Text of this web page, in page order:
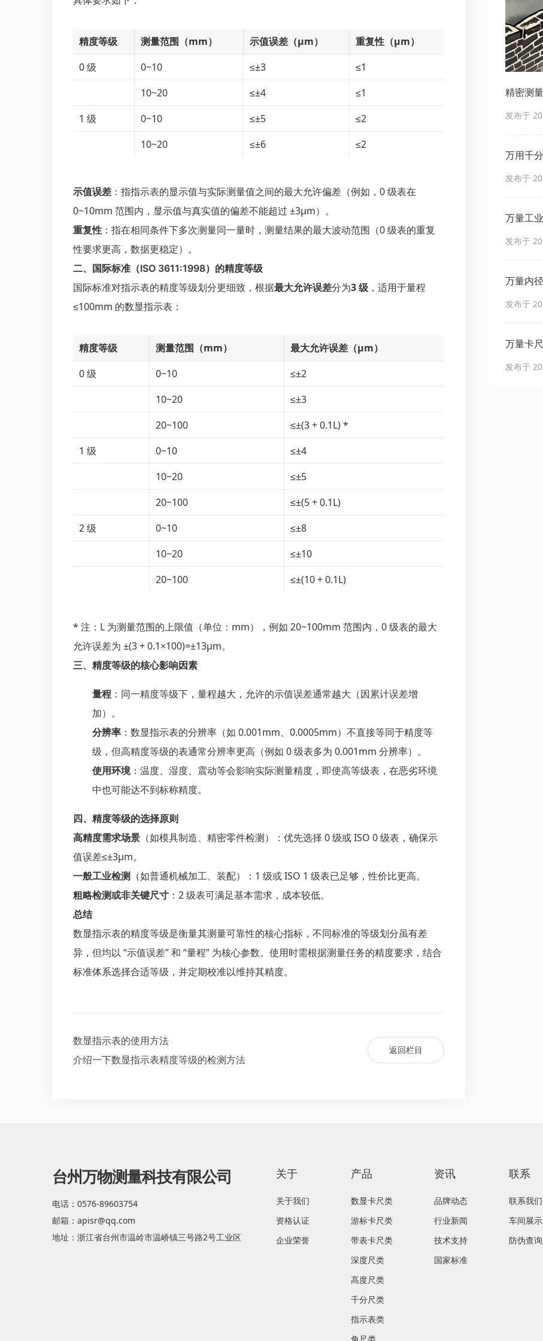
精度等级 测量范围（mm） 示值误差（μm）
重复性（μm）
0 级
0~10 ≤±3
≤1
10~20
≤±4
≤1
1 级
0~10 ≤±5
≤2
10~20
≤±6 ≤2
示值误差 ：指指示表的显示值与实际测量值之间的最大允许偏差（例如，0 级表在
0~10mm 范围内，显示值与真实值的偏差不能超过 ±3μm）。
重复性 ：指在相同条件下多次测量同一量时，测量结果的最大波动范围（0 级表的重复
性要求更高，数据更稳定）。
二、国际标准（ISO 3611:1998）的精度等级
国际标准对指示表的精度等级划分更细致，根据最大允许误差分为3 级 ，适用于量程
≤100mm 的数显指示表：
精度等级 测量范围（mm）
最大允许误差（μm）
0 级
0~10
≤±2
10~20
≤±3
20~100
≤±(3 + 0.1L) *
1 级
0~10
≤±4
10~20
≤±5
20~100
≤±(5 + 0.1L)
2 级
0~10
≤±8
10~20
≤±10
20~100
≤±(10 + 0.1L)
* 注：L 为测量范围的上限值（单位：mm），例如 20~100mm 范围内，0 级表的最大
允许误差为 ±(3 + 0.1×100)=±13μm。
三、精度等级的核心影响因素
量程 ：同一精度等级下，量程越大，允许的示值误差通常越大（因累计误差增
加）。
分辨率 ：数显指示表的分辨率（如 0.001mm、0.0005mm）不直接等同于精度等
级，但高精度等级的表通常分辨率更高（例如 0 级表多为 0.001mm 分辨率）。
使用环境：温度、湿度、震动等会影响实际测量精度，即使高等级表，在恶劣环境
中也可能达不到标称精度。
四、精度等级的选择原则
高精度需求场景 （如模具制造、精密零件检测）：优先选择 0 级或 ISO 0 级表，确保示
值误差≤±3μm。
一般工业检测 （如普通机械加工、装配）：1 级或 ISO 1 级表已足够，性价比更高。
粗略检测或非关键尺寸 ：2 级表可满足基本需求，成本较低。
总结
数显指示表的精度等级是衡量其测量可靠性的核心指标，不同标准的等级划分虽有差
异，但均以 “示值误差” 和 “量程” 为核心参数。使用时需根据测量任务的精度要求，结合
标准体系选择合适等级，并定期校准以维持其精度。
数显指示表的使用方法
介绍一下数显指示表精度等级的检测方法
返回栏目
精密测
发布于
万用千
发布于
万量工
发布于
万量内
发布于
万量卡
发布于
台州万物测量科技有限公司
电话：0576-89603754
邮箱：apisr@qq.com
地址：浙江省台州市温岭市温峤镇三号路2号工业区
关于
关于我们
资格认证
企业荣誉
产品
数显卡尺类
游标卡尺类
带表卡尺类
深度尺类
高度尺类
千分尺类
指示表类
资讯
品牌动态
行业新闻
技术支持
国家标准
联系
联系我们
车间展示
防伪查询